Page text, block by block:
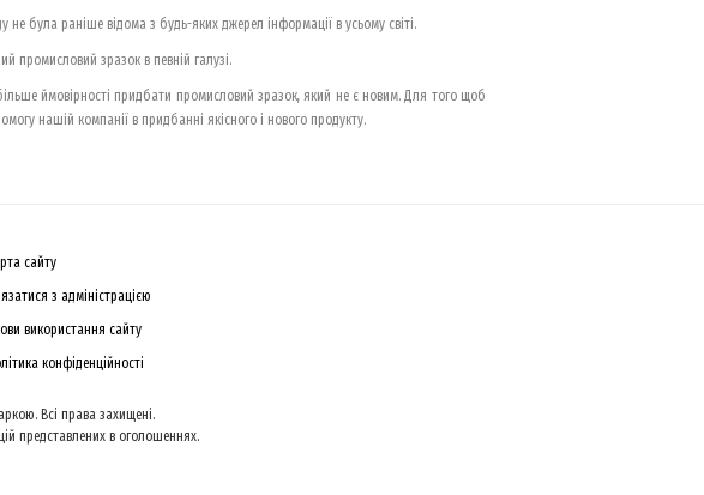
була раніше відома з будь-яких джерел інформації в усьому світі.
промисловий зразок в певній галузі.
ймовірності придбати промисловий зразок, який не є новим. Для того щоб
нашій компанії в придбанні якісного і нового продукту.
сайту
з адміністрацією
використання сайту
конфіденційності
Всі права захищені.
представлених в оголошеннях.